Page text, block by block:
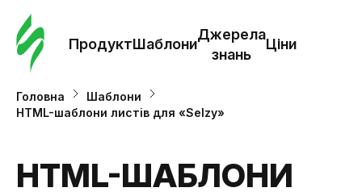
ПродуктШаблони
Джерела
знань
Ціни
Головна
Шаблони
HTML-шаблони листів для «Selzy»
HTML-ШАБЛОНИ